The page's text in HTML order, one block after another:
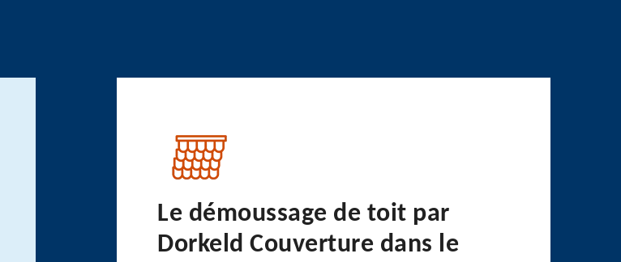
Le démoussage de toit par
Dorkeld Couverture dans le